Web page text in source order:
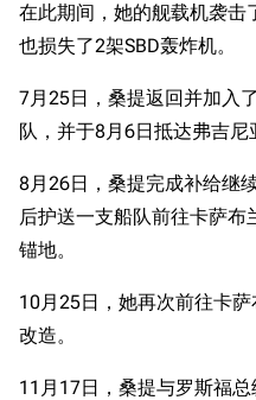
在此期间，她的舰载机袭击
也损失了2架SBD轰炸机。
7月25日，桑提返回并加入
队，并于8月6日抵达弗吉尼
8月26日，桑提完成补给继
后护送一支船队前往卡萨
锚地。
10月25日，她再次前往卡
改造。
11月17日，桑提与罗斯福总